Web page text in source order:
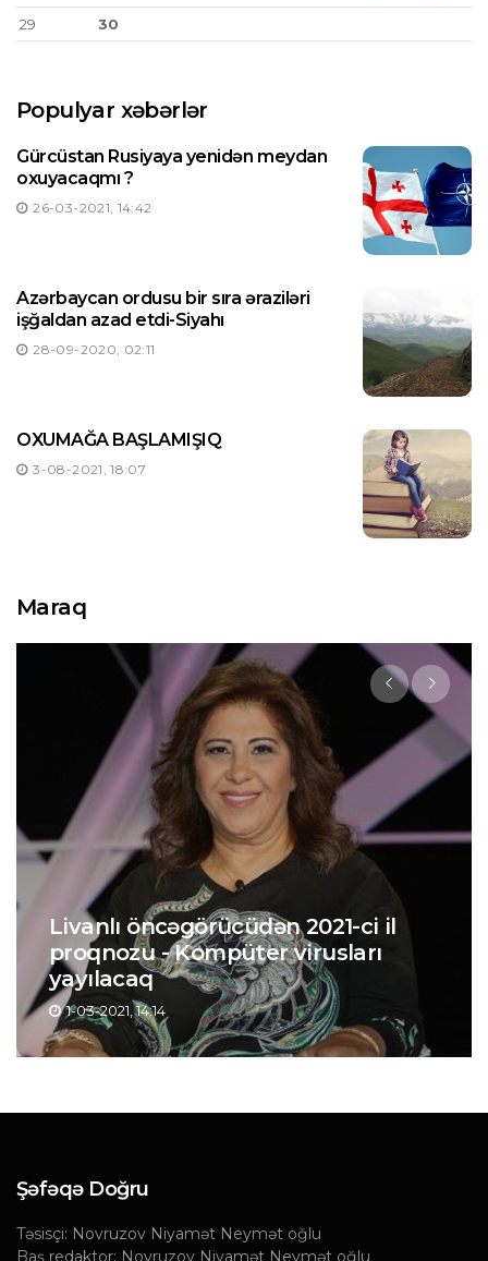
29
30
Populyar xəbərlər
Gürcüstan Rusiyaya yenidən meydan
oxuyacaqmı ?
26-03-2021, 14:42
Azərbaycan ordusu bir sıra əraziləri
işğaldan azad etdi-Siyahı
28-09-2020, 02:11
OXUMAĞA BAŞLAMIŞIQ
3-08-2021, 18:07
Maraq
Livanlı öncəgörücüdən 2021-ci il
proqnozu - Kompüter virusları
yayılacaq
1-03-2021, 14:14
Şəfəqə Doğru
Təsisçi: Novruzov Niyamət Neymət oğlu
Baş redaktor: Novruzov Niyamət Neymət oğlu